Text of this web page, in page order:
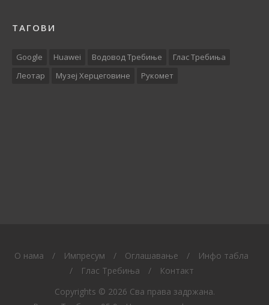
ТАГОВИ
Google Huawei Водовод Требиње
Глас Требиња
Леотар
Музеј Херцеговине Рукомет
O нама / Импресум / Оглашавање /
Инфо табла
/
Глас Требиња /
Контакт
Copyrights © 2026 Сва права задржана.